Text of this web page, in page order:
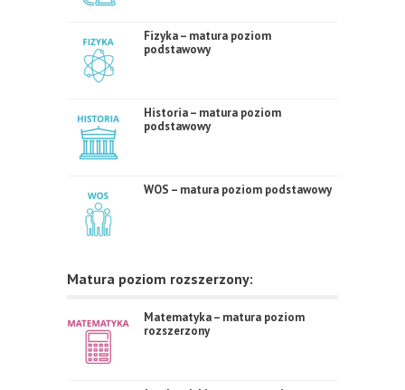
Fizyka – matura poziom
podstawowy
Historia – matura poziom
podstawowy
WOS – matura poziom podstawowy
Matura poziom rozszerzony:
Matematyka – matura poziom
rozszerzony